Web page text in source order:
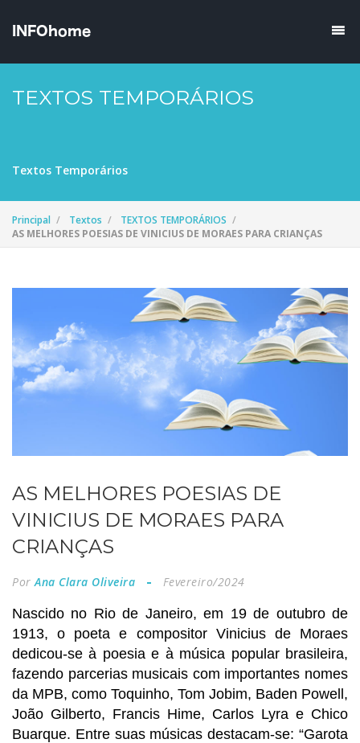
TEXTOS TEMPORÁRIOS
Textos Temporários
Principal Textos
TEXTOS TEMPORÁRIOS
AS MELHORES POESIAS DE VINICIUS DE MORAES PARA CRIANÇAS
AS MELHORES POESIAS DE
VINICIUS DE MORAES PARA
CRIANÇAS
PorAna Clara Oliveira Fevereiro/2024
Nascido no Rio de Janeiro, em 19 de outubro de
1913, o poeta e compositor Vinicius de Moraes
dedicou-se à poesia e à música popular brasileira,
fazendo parcerias musicais com importantes nomes
da MPB, como Toquinho, Tom Jobim, Baden Powell,
João Gilberto, Francis Hime, Carlos Lyra e Chico
Buarque. Entre suas músicas destacam-se: “Garota